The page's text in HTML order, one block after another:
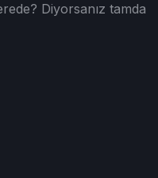
Diyorsanız tamda